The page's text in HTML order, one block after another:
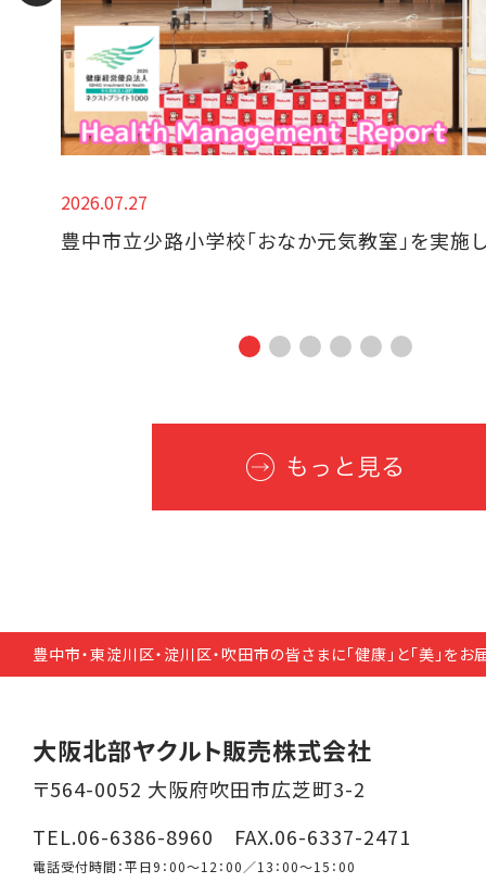
2026.07.27
豊中市立少路小学校「おなか元気教室」を実施
豊中市・東淀川区・淀川区・吹田市の皆さまに「健康」と「美」をお
大阪北部ヤクルト販売株式会社
〒564-0052 大阪府吹田市広芝町3-2
TEL.06-6386-8960 FAX.06-6337-2471
電話受付時間：平日9：00～12：00／13：00～15：00